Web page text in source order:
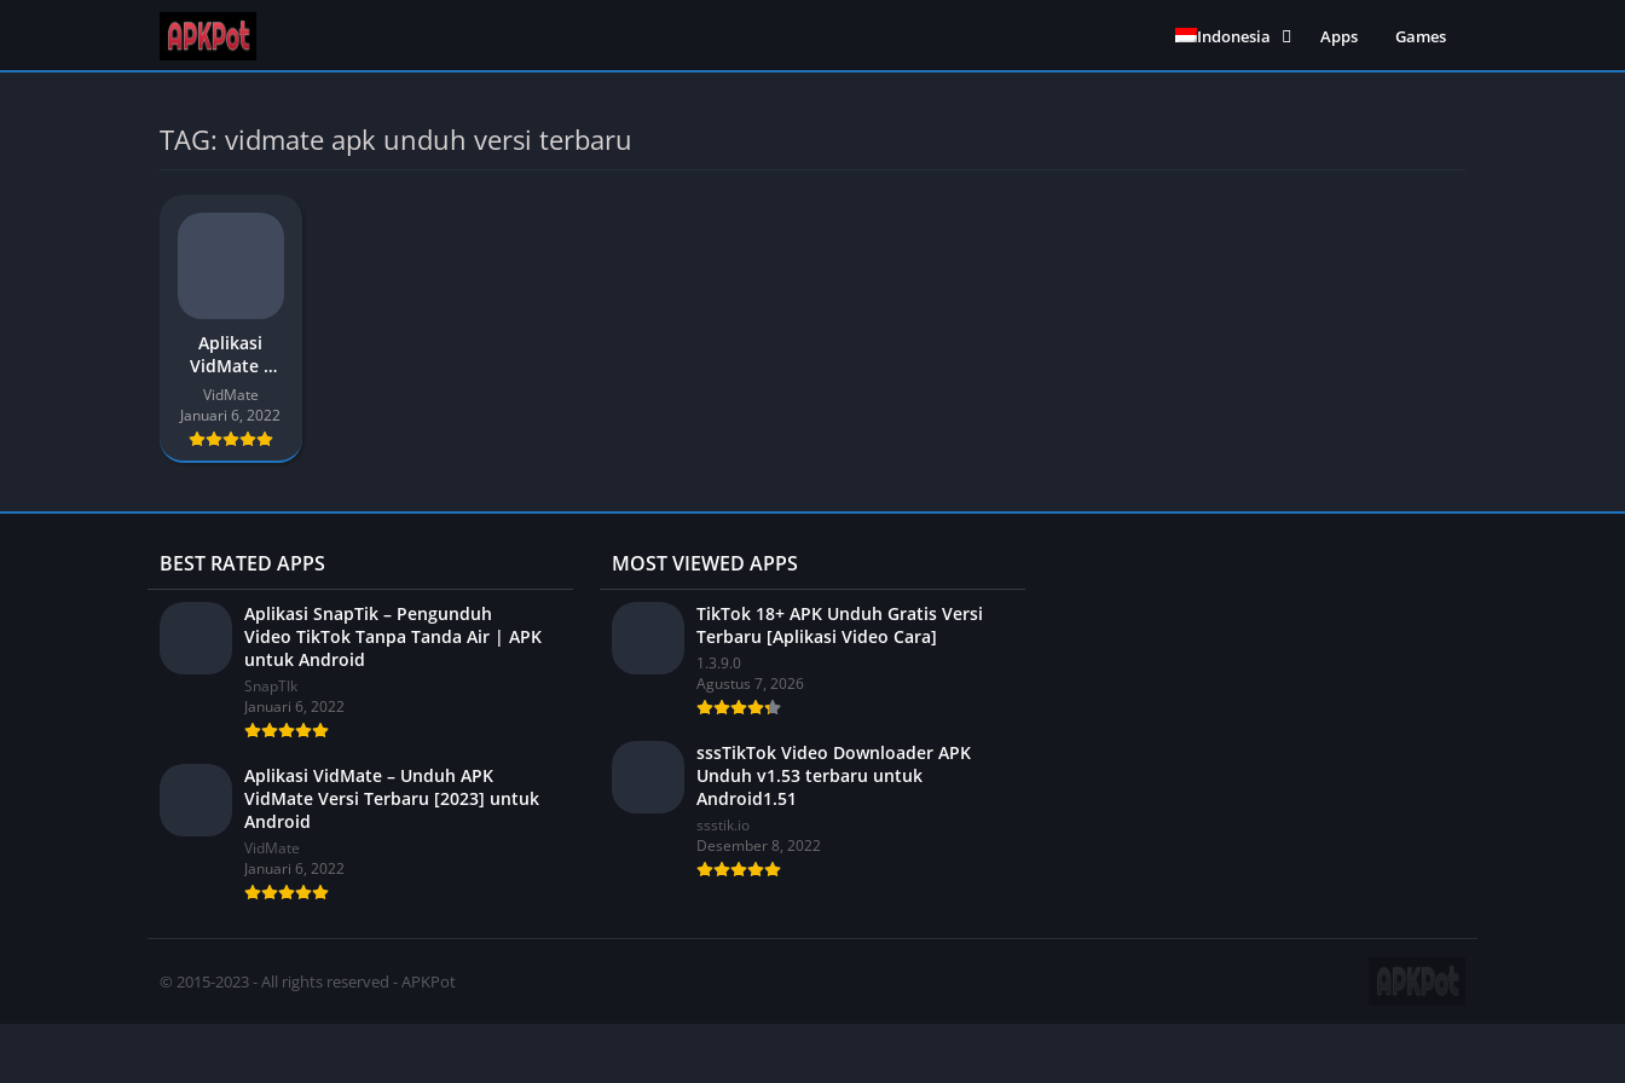
Indonesia
English
Apps Games
TAG: vidmate apk unduh versi terbaru
Aplikasi
VidMate –
Unduh APK
VidMate
Versi
Terbaru
VidMate
Januari 6, 2022
BEST RATED APPS
Aplikasi SnapTik – Pengunduh
Video TikTok Tanpa Tanda Air | APK
untuk Android
SnapTIk
Januari 6, 2022
Aplikasi VidMate – Unduh APK
VidMate Versi Terbaru [2023] untuk
Android
VidMate
Januari 6, 2022
MOST VIEWED APPS
TikTok 18+ APK Unduh Gratis Versi
Terbaru [Aplikasi Video Cara]
1.3.9.0
Agustus 7, 2026
sssTikTok Video Downloader APK
Unduh v1.53 terbaru untuk
Android1.51
ssstik.io
Desember 8, 2022
© 2015-2023 - All rights reserved - APKPot